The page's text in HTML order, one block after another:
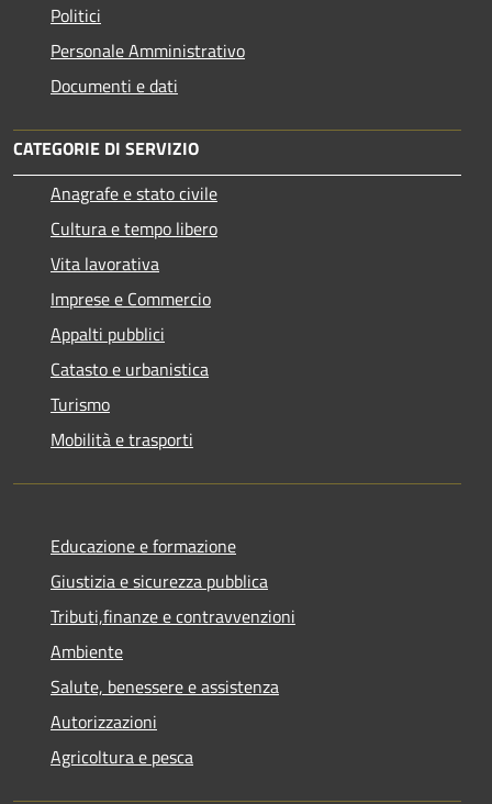
Politici
Personale Amministrativo
Documenti e dati
CATEGORIE DI SERVIZIO
Anagrafe e stato civile
Cultura e tempo libero
Vita lavorativa
Imprese e Commercio
Appalti pubblici
Catasto e urbanistica
Turismo
Mobilità e trasporti
Educazione e formazione
Giustizia e sicurezza pubblica
Tributi,finanze e contravvenzioni
Ambiente
Salute, benessere e assistenza
Autorizzazioni
Agricoltura e pesca